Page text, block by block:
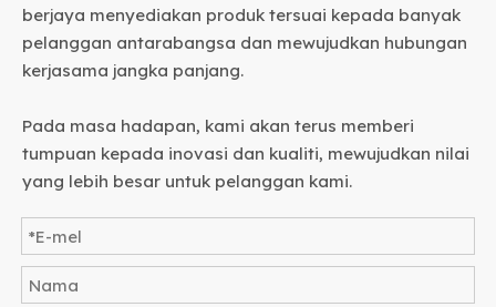
berjaya menyediakan produk tersuai kepada banyak
pelanggan antarabangsa dan mewujudkan hubungan
kerjasama jangka panjang.
Pada masa hadapan, kami akan terus memberi
tumpuan kepada inovasi dan kualiti, mewujudkan nilai
yang lebih besar untuk pelanggan kami.